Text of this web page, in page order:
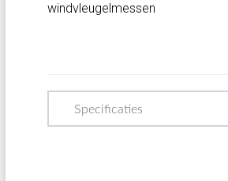
windvleugelmessen